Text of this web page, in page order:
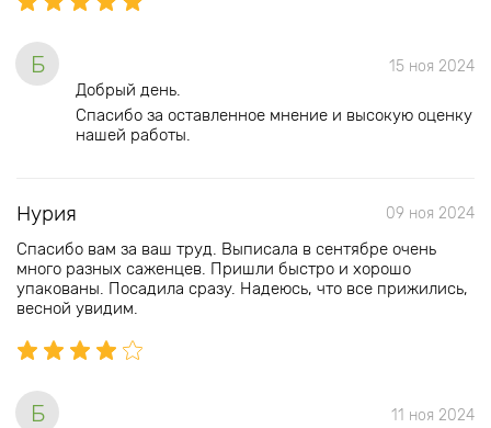
Б 15 ноя 2024
Добрый день.
Спасибо за оставленное мнение и высокую оценку
нашей работы.
Нурия 09 ноя 2024
Спасибо вам за ваш труд. Выписала в сентябре очень
много разных саженцев. Пришли быстро и хорошо
упакованы. Посадила сразу. Надеюсь, что все прижились,
весной увидим.
Б 11 ноя 2024